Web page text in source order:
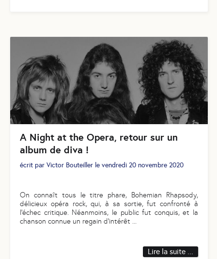
A Night at the Opera, retour sur un
album de diva !
écrit par Victor Bouteiller le vendredi 20 novembre 2020
On connaît tous le titre phare, Bohemian Rhapsody,
délicieux opéra rock, qui, à sa sortie, fut confronté à
l'échec critique. Néanmoins, le public fut conquis, et la
chanson connue un regain d'intérêt
Lire la suite ...